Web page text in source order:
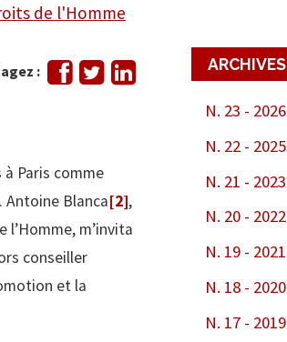
de l'Homme
:
Partager
sur
TweeterPartager
à Paris comme
Antoine Blanca[2],
m’invita
conseiller
et la
ARCHIVES
N. 23 - 2026
N. 22 - 2025
N. 21 - 2023
N. 20 - 2022
N. 19 - 2021
N. 18 - 2020
N. 17 - 2019